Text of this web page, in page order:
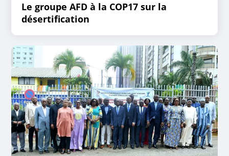
Le groupe AFD à la COP17 sur la
désertification